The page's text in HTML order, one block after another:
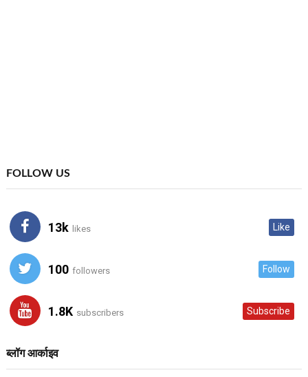
FOLLOW US
13k likes Like
100 followers Follow
1.8K subscribers Subscribe
ब्लॉग आर्काइव